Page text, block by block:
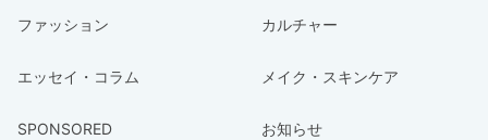
ファッション カルチャー
エッセイ・コラム メイク・スキンケア
SPONSORED お知らせ